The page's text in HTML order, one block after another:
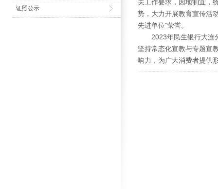
证照公示
关工作要求，因地制宜，
势，大力开展教育宣传活
先进单位”荣誉。
2023年民生银行大连分
坚持常态化宣教与专题宣
响力，为广大消费者提供